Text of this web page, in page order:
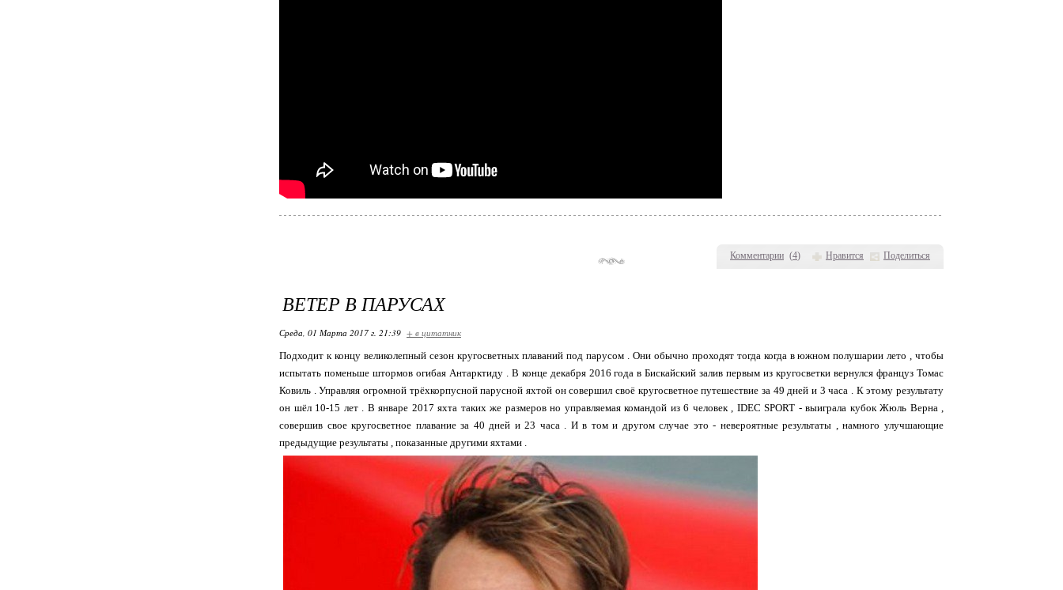
Комментарии (4) Нравится Поделиться
ВЕТЕР В ПАРУСАХ
Среда, 01 Марта 2017 г. 21:39 + в цитатник
Подходит к концу великолепный сезон кругосветных плаваний под парусом . Они обычно проходят тогда когда в южном полушарии лето , чтобы
испытать поменьше штормов огибая Антарктиду . В конце декабря 2016 года в Бискайский залив первым из кругосветки вернулся француз Томас
Ковиль . Управляя огромной трёхкорпусной парусной яхтой он совершил своё кругосветное путешествие за 49 дней и 3 часа . К этому результату
он шёл 10-15 лет . В январе 2017 яхта таких же размеров но управляемая командой из 6 человек , IDEC SPORT - выиграла кубок Жюль Верна ,
совершив свое кругосветное плавание за 40 дней и 23 часа . И в том и другом случае это - невероятные результаты , намного улучшающие
предыдущие результаты , показанные другими яхтами .